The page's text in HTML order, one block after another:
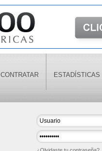
CONTRATAR ESTADÍSTICAS